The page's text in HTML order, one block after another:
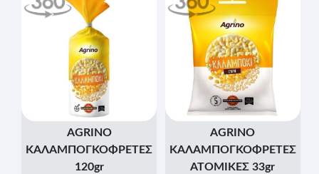
AGRINO
ΚΑΛΑΜΠΟΓΚΟΦΡΕΤΕΣ
120gr
AGRINO
ΚΑΛΑΜΠΟΓΚΟΦΡΕΤΕΣ
ΑΤΟΜΙΚΕΣ 33gr